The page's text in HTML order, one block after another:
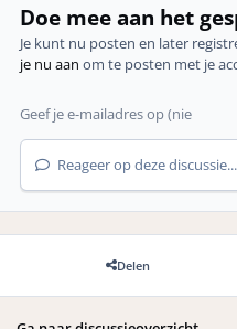
Doe mee aan het
Je kunt nu posten en later
je nu aan om te posten met je
Reageer op deze discussie...
Delen